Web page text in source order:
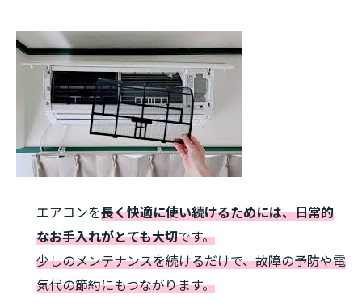
エアコンを長く快適に使い続けるためには、日常的
なお手入れがとても大切です。
少しのメンテナンスを続けるだけで、故障の予防や電
気代の節約にもつながります。